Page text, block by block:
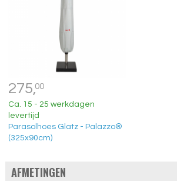
275,00
Ca. 15 - 25 werkdagen
levertijd
Parasolhoes Glatz - Palazzo®
(325x90cm)
AFMETINGEN